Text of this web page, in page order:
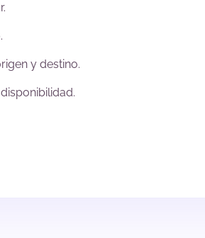
y destino.